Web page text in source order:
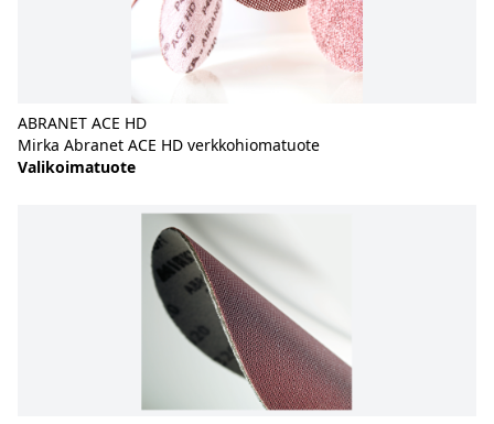
ABRANET ACE HD
Mirka Abranet ACE HD verkkohiomatuote
Valikoimatuote